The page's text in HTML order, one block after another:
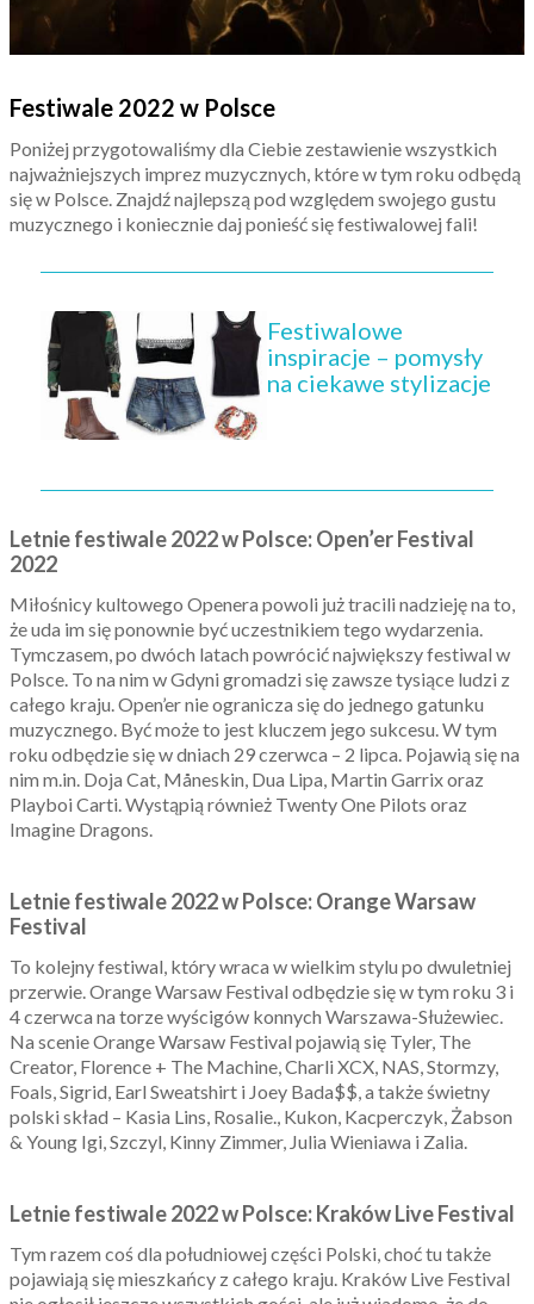
Festiwale 2022 w Polsce
Poniżej przygotowaliśmy dla Ciebie zestawienie wszystkich
najważniejszych imprez muzycznych, które w tym roku odbędą
się w Polsce. Znajdź najlepszą pod względem swojego gustu
muzycznego i koniecznie daj ponieść się festiwalowej fali!
Festiwalowe
inspiracje – pomysły
na ciekawe stylizacje
Letnie festiwale 2022 w Polsce: Open’er Festival
2022
Miłośnicy kultowego Openera powoli już tracili nadzieję na to,
że uda im się ponownie być uczestnikiem tego wydarzenia.
Tymczasem, po dwóch latach powrócić największy festiwal w
Polsce. To na nim w Gdyni gromadzi się zawsze tysiące ludzi z
całego kraju. Open’er nie ogranicza się do jednego gatunku
muzycznego. Być może to jest kluczem jego sukcesu. W tym
roku odbędzie się w dniach 29 czerwca – 2 lipca. Pojawią się na
nim m.in. Doja Cat, Måneskin, Dua Lipa, Martin Garrix oraz
Playboi Carti. Wystąpią również Twenty One Pilots oraz
Imagine Dragons.
Letnie festiwale 2022 w Polsce: Orange Warsaw
Festival
To kolejny festiwal, który wraca w wielkim stylu po dwuletniej
przerwie. Orange Warsaw Festival odbędzie się w tym roku 3 i
4 czerwca na torze wyścigów konnych Warszawa-Służewiec.
Na scenie Orange Warsaw Festival pojawią się Tyler, The
Creator, Florence + The Machine, Charli XCX, NAS, Stormzy,
Foals, Sigrid, Earl Sweatshirt i Joey Bada$$, a także świetny
polski skład – Kasia Lins, Rosalie., Kukon, Kacperczyk, Żabson
& Young Igi, Szczyl, Kinny Zimmer, Julia Wieniawa i Zalia.
Letnie festiwale 2022 w Polsce: Kraków Live Festival
Tym razem coś dla południowej części Polski, choć tu także
pojawiają się mieszkańcy z całego kraju. Kraków Live Festival